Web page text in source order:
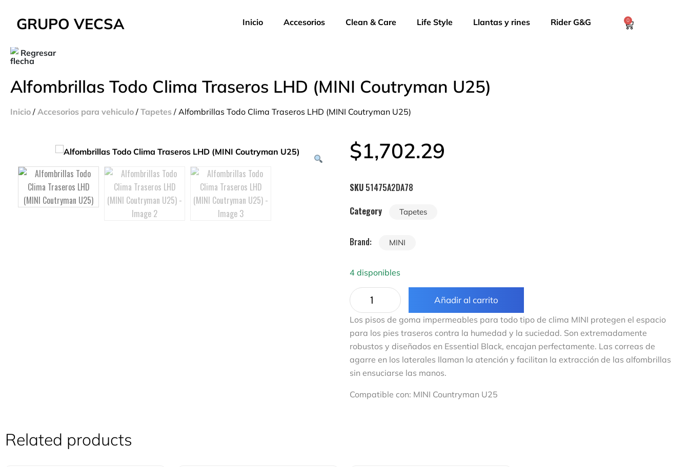
GRUPO VECSA Inicio Accesorios Clean & Care Life Style Llantas y rines Rider G&G 0
Regresar
Alfombrillas Todo Clima Traseros LHD (MINI Coutryman U25)
Inicio / Accesorios para vehiculo / Tapetes / Alfombrillas Todo Clima Traseros LHD (MINI Coutryman U25)
$1,702.29
SKU 51475A2DA78
Category
Tapetes
Brand: MINI
4 disponibles
Añadir al carrito
Los pisos de goma impermeables para todo tipo de clima MINI protegen el espacio
para los pies traseros contra la humedad y la suciedad. Son extremadamente
robustos y diseñados en Essential Black, encajan perfectamente. Las correas de
agarre en los laterales llaman la atención y facilitan la extracción de las alfombrillas
sin ensuciarse las manos.
Compatible con: MINI Countryman U25
Related products